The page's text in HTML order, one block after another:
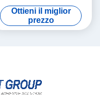
EVA fusione a caldo colla
For del granello
Ottieni il miglior
prezzo